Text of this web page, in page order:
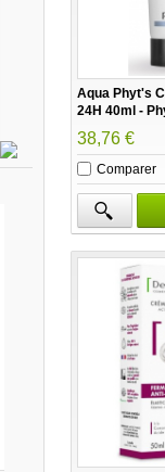
Aqua Phyt's
24H 40ml -
38,76 €
Comparer